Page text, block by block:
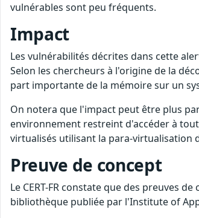
vulnérables sont peu fréquents.
Impact
Les vulnérabilités décrites dans cette
Selon les chercheurs à l'origine de la
part importante de la mémoire sur un
On notera que l'impact peut être plus
environnement restreint d'accéder à
virtualisés utilisant la para-virtualisation
Preuve de concept
Le CERT-FR constate que des preuves
bibliothèque publiée par l'Institute of